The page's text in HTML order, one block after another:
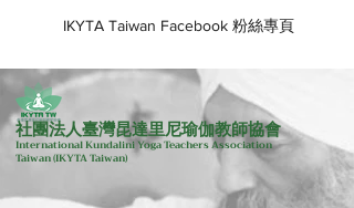
IKYTA Taiwan Facebook 粉絲專頁
社團法人臺灣昆達里尼瑜伽教師協會
International Kundalini Yoga Teachers Association
Taiwan(IKYTA Taiwan)